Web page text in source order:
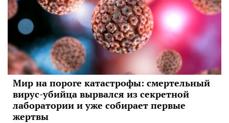
Мир на пороге катастрофы: смертельный
вирус-убийца вырвался из секретной
лаборатории и уже собирает первые
жертвы